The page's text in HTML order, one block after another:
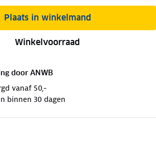
Plaats in winkelmand
Winkelvoorraad
door ANWB
vanaf 50,-
binnen 30 dagen